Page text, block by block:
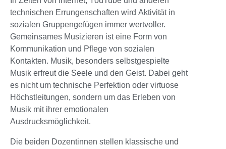
technischen Errungenschaften wird Aktivität in
sozialen Gruppengefügen immer wertvoller.
Gemeinsames Musizieren ist eine Form von
Kommunikation und Pflege von sozialen
Kontakten. Musik, besonders selbstgespielte
Musik erfreut die Seele und den Geist. Dabei geht
es nicht um technische Perfektion oder virtuose
Höchstleitungen, sondern um das Erleben von
Musik mit ihrer emotionalen
Ausdrucksmöglichkeit.
Die beiden Dozentinnen stellen klassische und